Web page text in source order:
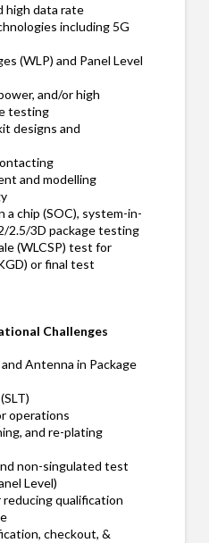
high data rate
including 5G
(WLP) and Panel Level
and/or high
testing
designs and
and modelling
a chip (SOC), system-in-
2.5/3D package testing
(WLCSP) test for
or final test
Challenges
Antenna in Package
operations
and re-plating
non-singulated test
Level)
qualification
checkout, &